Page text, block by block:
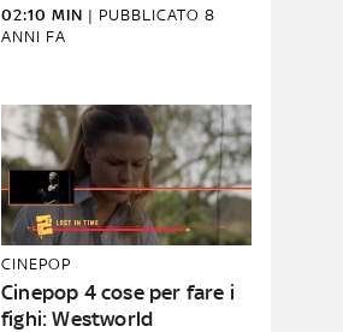
02:10 MIN | PUBBLICATO 8
ANNI FA
CINEPOP
Cinepop 4 cose per fare i
fighi: Westworld